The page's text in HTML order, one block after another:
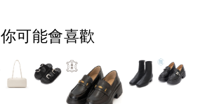
你可能會喜歡